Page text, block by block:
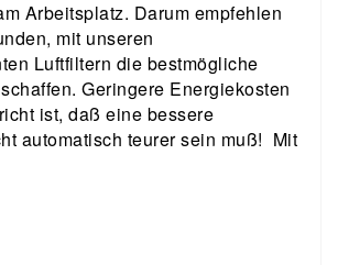
Arbeitsplatz. Darum empfehlen
mit unseren
Luftfiltern die bestmögliche
Geringere Energiekosten
ist, daß eine bessere
automatisch teurer sein muß! Mit